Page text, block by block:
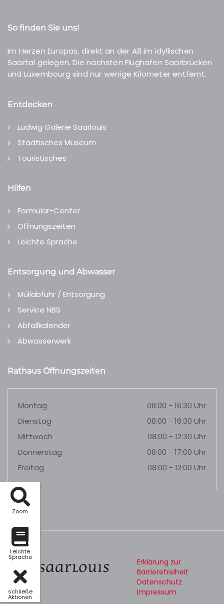
Zoom
Leichte
Sprache
schließe
Aktionen
So finden Sie uns!
Im Herzen Europas, direkt an der A8 im idyllischen
Saartal gelegen. Die nächsten Flughäfen Saarbrücken
und Luxembourg sind nur wenige Kilometer entfernt.
Entdecken
Ludwig Galerie Saarlouis
Städtisches Museum
Touristisches
Hilfen
Formular-Center
Öffnungszeiten
Leichte Sprache
Entsorgung und Abwasser
Müllabfuhr / Entsorgung
Service NBS
Abfallkalender
Abwasserwerk
Rathaus Öffnungszeiten
Montag
08:00 - 16:30 Uhr
Dienstag
08:00 - 16:30 Uhr
Mittwoch
08:00 - 12:30 Uhr
Donnerstag
08:00 - 17:00 Uhr
Freitag
08:00 - 12:00 Uhr
Erklärung zur
Barrierefreiheit
Datenschutz
Impressum